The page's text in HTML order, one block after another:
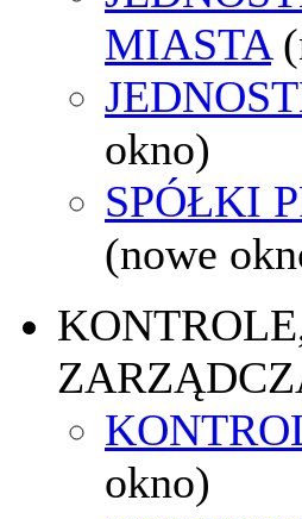
MIASTA
okno)
SPÓŁKI
(nowe
okno)